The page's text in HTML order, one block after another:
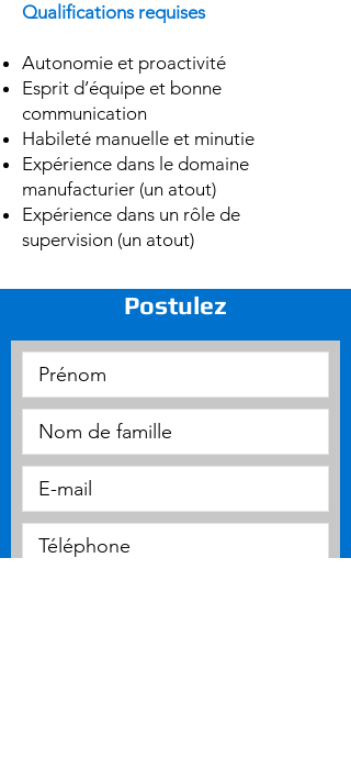
Qualifications requises
Autonomie et proactivité
Esprit d’équipe et bonne
communication
Habileté manuelle et minutie
Expérience dans le domaine
manufacturier (un atout)
Expérience dans un rôle de
supervision (un atout)
Postulez